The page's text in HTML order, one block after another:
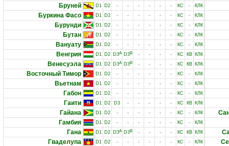
Бруней D1 D2 - - - - - - КС - КЛК
Буркина Фасо D1 D2 - - - - - - КС - КЛК
Бурунди D1 D2 - - - - - - КС - КЛК
Бутан D1 D2 - - - - - - КС - КЛК
Вануату D1 D2 - - - - - - КС - КЛК
Венгрия D1 D2 D3A D3B - - - - КС КВ КЛК
Венесуэла D1 D2 D3A D3B - - - - КС КВ КЛК
Восточный Тимор D1 D2 - - - - - - КС - КЛК
Вьетнам D1 D2 - - - - - - КС - КЛК
Габон D1 D2 - - - - - - КС - КЛК
Гаити D1 D2 D3 - - - - - КС КВ КЛК
Гайана D1 D2 - - - - - - КС - КЛК
Гамбия D1 D2 - - - - - - КС - КЛК
Гана D1 D2 D3A D3B - - - - КС КВ КЛК
Гваделупа D1 D2 - - - - - - КС - КЛК